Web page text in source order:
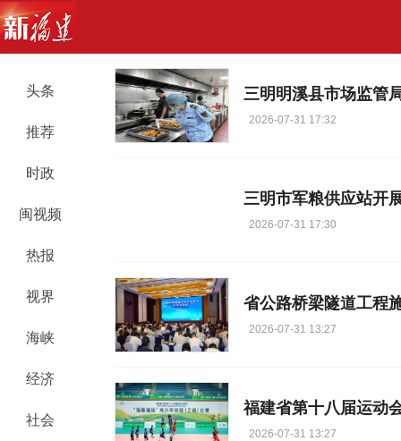
头条
推荐
时政
闽视频
热报
视界
海峡
经济
社会
三明明溪县市场监管
2026-07-31 17:32
2026-07-31 17:30
省公路桥梁隧道工程
2026-07-31 13:27
2026-07-31 13:27